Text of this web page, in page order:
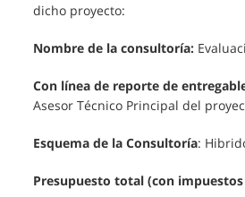
dicho proyecto:
Nombre de la consultoría:
Con línea de reporte de
Asesor Técnico Principal del
Esquema de la Consultoría:
Presupuesto total (con